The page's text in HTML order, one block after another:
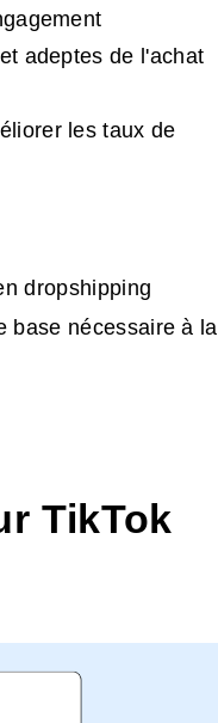
adeptes de l'achat
les taux de
dropshipping
base nécessaire à la
TikTok